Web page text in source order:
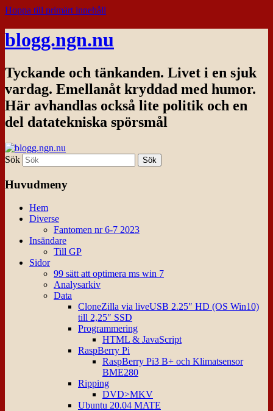
Hoppa till primärt innehåll
blogg.ngn.nu
Tyckande och tänkanden. Livet i en sjuk
vardag. Emellanåt kryddad med humor.
Här avhandlas också lite politik och en
del datatekniska spörsmål
Sök
Huvudmeny
Hem
Diverse
Fantomen nr 6-7 2023
Insändare
Till GP
Sidor
99 sätt att optimera ms win 7
Analysarkiv
Data
CloneZilla via liveUSB 2.25″ HD (OS Win10)
till 2,25″ SSD
Programmering
HTML & JavaScript
RaspBerry Pi
RaspBerry Pi3 B+ och Klimatsensor
BME280
Ripping
DVD>MKV
Ubuntu 20.04 MATE